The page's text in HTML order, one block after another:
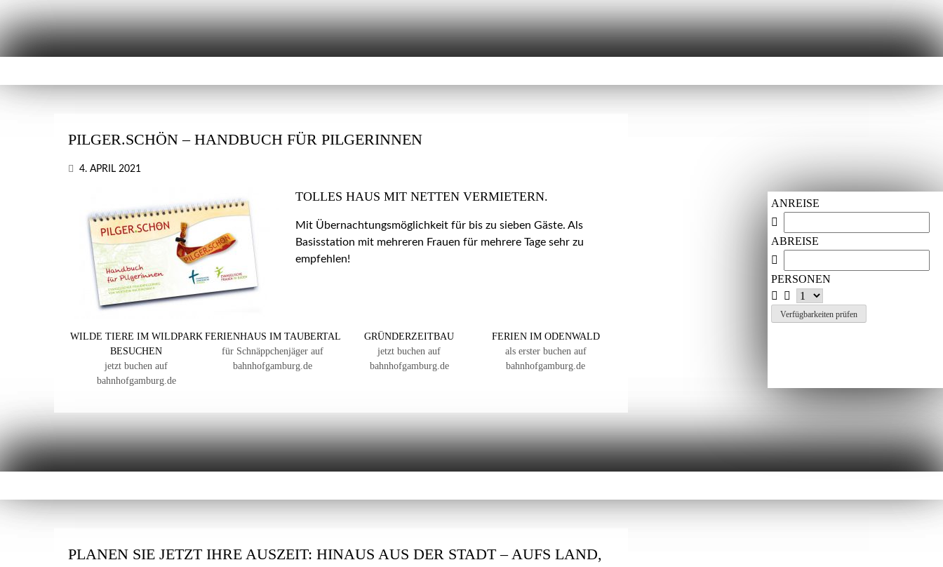
PILGER.SCHÖN – HANDBUCH FÜR PILGERINNEN
4. APRIL 2021
TOLLES HAUS MIT NETTEN VERMIETERN.
Mit Übernachtungsmöglichkeit für bis zu sieben Gäste. Als
Basisstation mit mehreren Frauen für mehrere Tage sehr zu
empfehlen!
WILDE TIERE IM WILDPARK
BESUCHEN
jetzt buchen auf
bahnhofgamburg.de
FERIENHAUS IM TAUBERTAL
für Schnäppchenjäger auf
bahnhofgamburg.de
GRÜNDERZEITBAU
jetzt buchen auf
bahnhofgamburg.de
FERIEN IM ODENWALD
als erster buchen auf
bahnhofgamburg.de
PLANEN SIE JETZT IHRE AUSZEIT: HINAUS AUS DER STADT – AUFS LAND,
ANREISE
ABREISE
PERSONEN
Verfügbarkeiten prüfen